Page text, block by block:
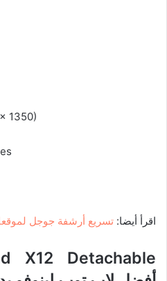
1350)
اقرأ أيضا: تسريع أرشفة جوجل لموقعك –
X12 Detachable